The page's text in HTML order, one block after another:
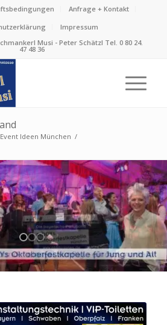
Anfrage + Kontakt
Impressum
Musi - Peter Schätzl Tel. 0 80 24.
47 48 36
Event Ideen München /